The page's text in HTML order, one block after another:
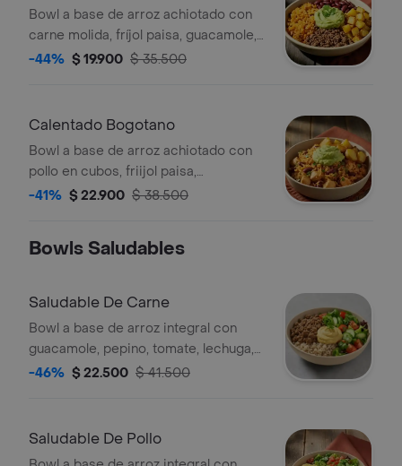
Bowl a base de arroz achiotado con
carne molida, fríjol paisa, guacamole,
papa y un toque de cilantro.
-44% $ 19.900 $ 35.500
Calentado Bogotano
Bowl a base de arroz achiotado con
pollo en cubos, friijol paisa,
guacamole, papa y cilantro.
-41% $ 22.900 $ 38.500
Bowls Saludables
Saludable De Carne
Bowl a base de arroz integral con
guacamole, pepino, tomate, lechuga,
carne molida y maíz.
-46% $ 22.500 $ 41.500
Saludable De Pollo